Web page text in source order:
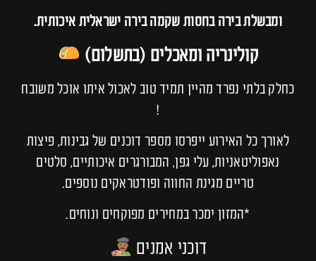
ומבשלת בירה בחסות שקמה בירה ישראלית איכותית.
קולינריה ומאכלים (בתשלום)
כחלק בלתי נפרד מהיין תמיד טוב לאכול איתו אוכל משובח
!
לאורך כל האירוע ייפרסו מספר דוכנים של גבינות, פיצות
נאפוליטאניות, עלי גפן, המבורגרים איכותיים, סלטים
טריים מגינת החווה ופודטראקים נוספים.
*המזון ימכר במחירים מפוקחים ונוחים.
דוכני אמנים